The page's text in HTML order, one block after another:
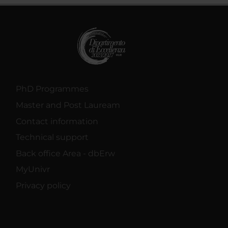
PhD Programmes
Master and Post Lauream
Contact information
Technical support
Back office Area - dbErw
MyUnivr
Privacy policy